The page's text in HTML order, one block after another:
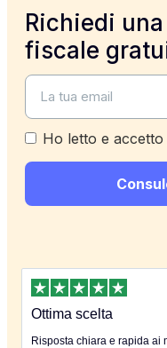
Richiedi
fiscale
Ho letto e accetto
Ottima scelta
Risposta chiara e rapida ai